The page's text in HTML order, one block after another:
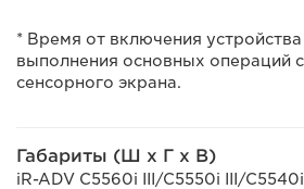
* Время от включения
выполнения основных операций
сенсорного экрана.
Габариты (Ш x Г x В)
iR-ADV C5560i III/C5550i III/